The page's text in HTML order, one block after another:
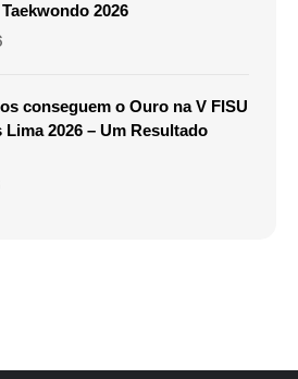
2026
conseguem o Ouro na V FISU
2026 – Um Resultado